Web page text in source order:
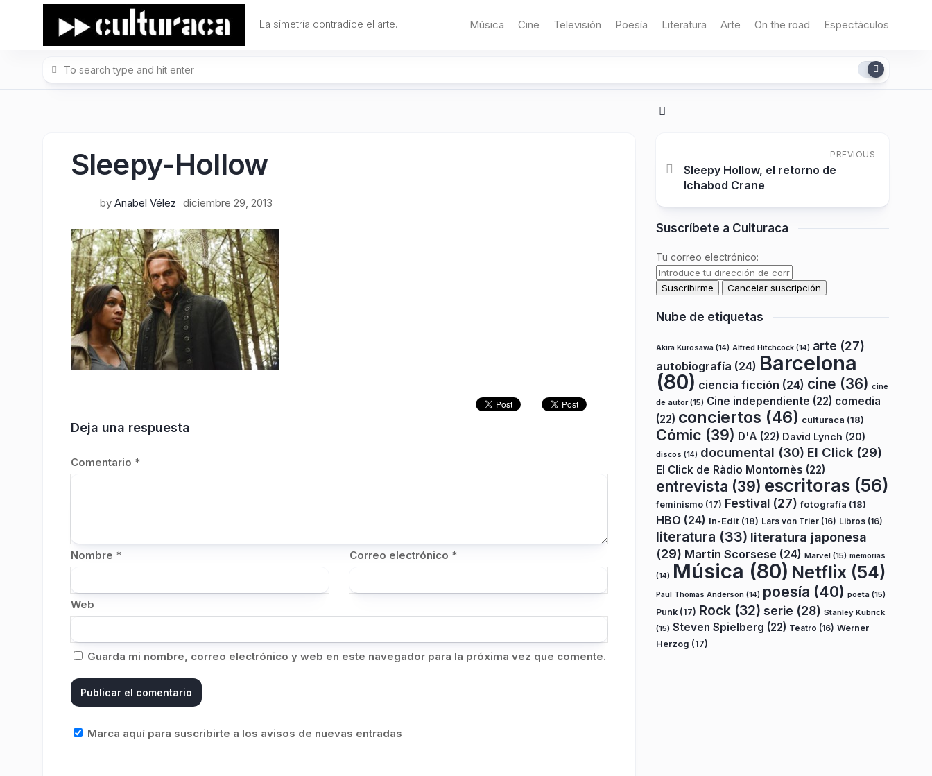
La simetría contradice el arte. Música Cine Televisión Poesía Literatura Arte On the road Espectáculos
Sleepy-Hollow
by Anabel Vélez diciembre 29, 2013
Deja una respuesta
Comentario *
Nombre * Correo electrónico *
Web
Guarda mi nombre, correo electrónico y web en este navegador para la próxima vez que comente.
Marca aquí para suscribirte a los avisos de nuevas entradas
PREVIOUS
Sleepy Hollow, el retorno de
Ichabod Crane
Suscríbete a Culturaca
Tu correo electrónico:
Nube de etiquetas
Akira Kurosawa (14) Alfred Hitchcock (14) arte (27)
autobiografía (24) Barcelona
(80) ciencia ficción (24) cine (36) cine
de autor(15) Cine independiente (22) comedia
(22) conciertos (46) culturaca (18)
Cómic (39) D'A (22) David Lynch (20)
discos (14) documental (30) El Click (29)
El Click de Ràdio Montornès (22)
entrevista (39) escritoras (56)
feminismo (17) Festival (27) fotografía (18)
HBO (24) In-Edit (18) Lars von Trier (16) Libros (16)
literatura (33) literatura japonesa
(29) Martin Scorsese (24) Marvel (15) memorias
(14) Música (80) Netflix (54)
Paul Thomas Anderson (14) poesía (40) poeta (15)
Punk (17) Rock (32) serie (28) Stanley Kubrick
(15) Steven Spielberg (22) Teatro (16) Werner
Herzog (17)